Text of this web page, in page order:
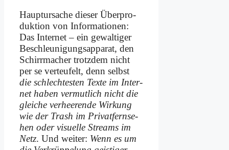
Haupt­ur­sa­che die­ser Über­pro­
duk­ti­on von In­for­ma­tio­nen:
Das In­ter­net – ein ge­wal­ti­ger
Be­schleu­ni­gungs­ap­pa­rat, den
Schirr­ma­cher trotz­dem nicht
per se ver­teu­felt, denn selbst
die schlech­te­sten Tex­te im In­ter­
net ha­ben ver­mut­lich nicht die
glei­che ver­hee­ren­de Wir­kung
wie der Trash im Pri­vat­fern­se­
hen oder vi­su­el­le Streams im
Netz. Und wei­ter: Wenn es um